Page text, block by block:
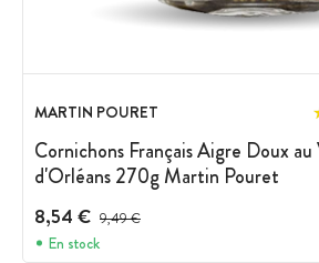
MARTIN POURET
Cornichons Français Aigre Doux
d'Orléans 270g Martin Pouret
8,54 € Prix avant réduction :
9,49 €
En stock